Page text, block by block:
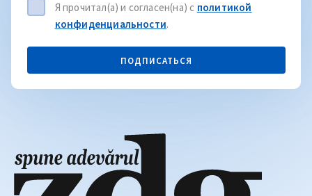
Я прочитал(а) и согласен(на) с политикой
конфиденциальности.
ПОДПИСАТЬСЯ